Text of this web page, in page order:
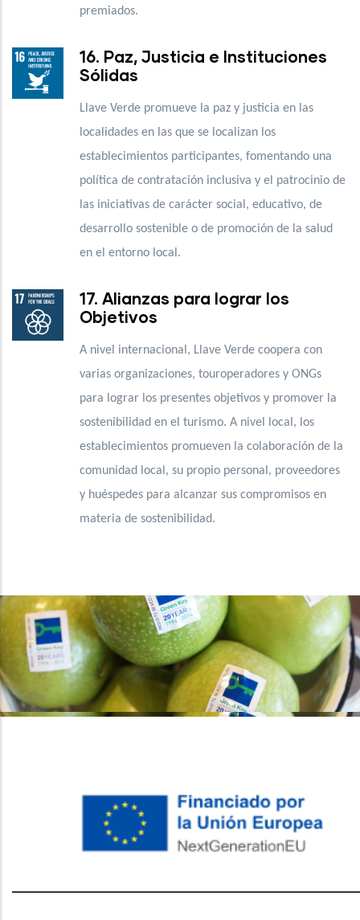
premiados.
16. Paz, Justicia e Instituciones
Sólidas
Llave Verde promueve la paz y justicia en las
localidades en las que se localizan los
establecimientos participantes, fomentando una
política de contratación inclusiva y el patrocinio de
las iniciativas de carácter social, educativo, de
desarrollo sostenible o de promoción de la salud
en el entorno local.
17. Alianzas para lograr los
Objetivos
A nivel internacional, Llave Verde coopera con
varias organizaciones, touroperadores y ONGs
para lograr los presentes objetivos y promover la
sostenibilidad en el turismo. A nivel local, los
establecimientos promueven la colaboración de la
comunidad local, su propio personal, proveedores
y huéspedes para alcanzar sus compromisos en
materia de sostenibilidad.
레딧 다운로드coloring pages printableinstagram reels